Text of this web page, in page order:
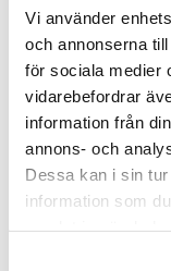
Vi använder
och annonserna
för sociala medier
vidarebefordrar
information från
annons- och
Dessa kan i sin
information som
viktresan.
över mitt liv
Att hitta
började
mer positiv